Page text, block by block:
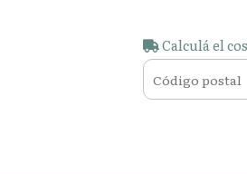
Calculá el